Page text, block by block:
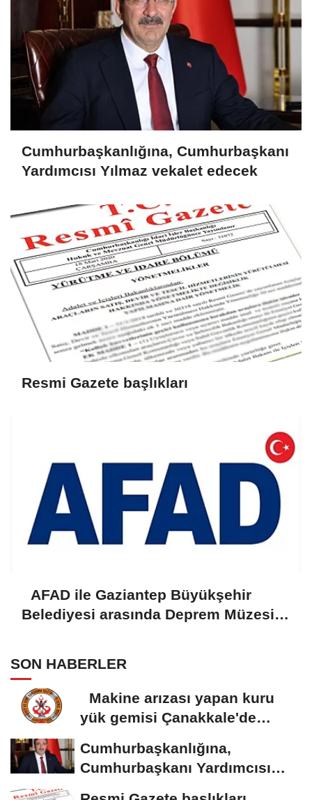
Cumhurbaşkanlığına, Cumhurbaşkanı
Yardımcısı Yılmaz vekalet edecek
Resmi Gazete başlıkları
AFAD ile Gaziantep Büyükşehir
Belediyesi arasında Deprem Müzesi
SON HABERLER
Makine arızası yapan kuru
yük gemisi Çanakkale'de
Cumhurbaşkanlığına,
Cumhurbaşkanı Yardımcısı